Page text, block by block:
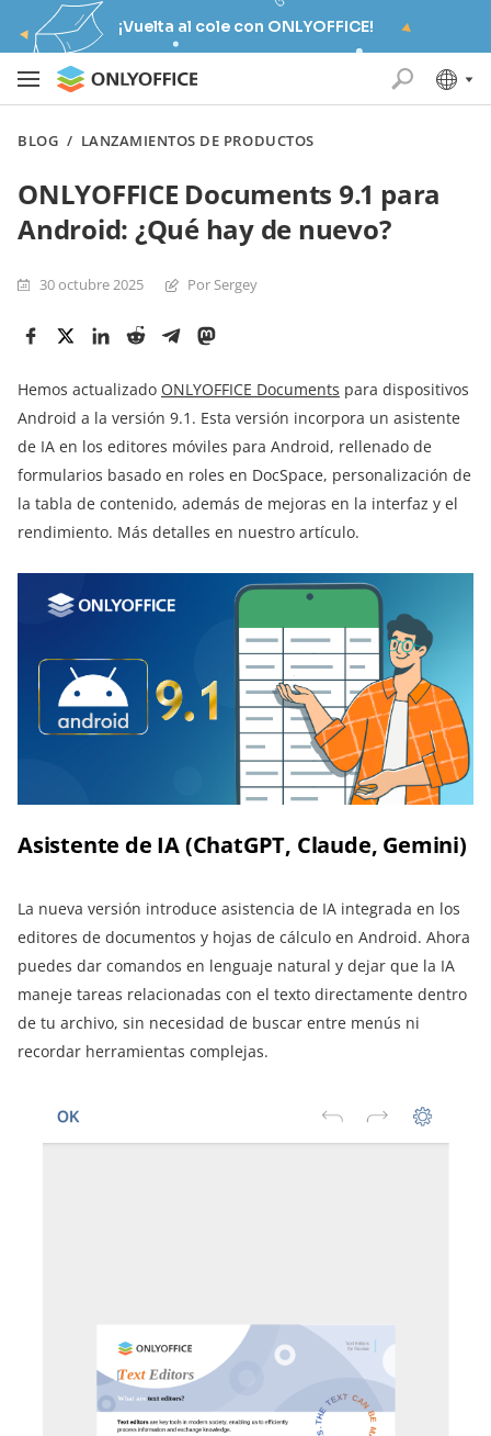
¡Vuelta al cole con ONLYOFFICE!
BLOG / LANZAMIENTOS DE PRODUCTOS
ONLYOFFICE Documents 9.1 para
Android: ¿Qué hay de nuevo?
30 octubre 2025 Por Sergey
Hemos actualizado ONLYOFFICE Documents para dispositivos
Android a la versión 9.1. Esta versión incorpora un asistente
de IA en los editores móviles para Android, rellenado de
formularios basado en roles en DocSpace, personalización de
la tabla de contenido, además de mejoras en la interfaz y el
rendimiento. Más detalles en nuestro artículo.
Asistente de IA (ChatGPT, Claude, Gemini)
La nueva versión introduce asistencia de IA integrada en los
editores de documentos y hojas de cálculo en Android. Ahora
puedes dar comandos en lenguaje natural y dejar que la IA
maneje tareas relacionadas con el texto directamente dentro
de tu archivo, sin necesidad de buscar entre menús ni
recordar herramientas complejas.